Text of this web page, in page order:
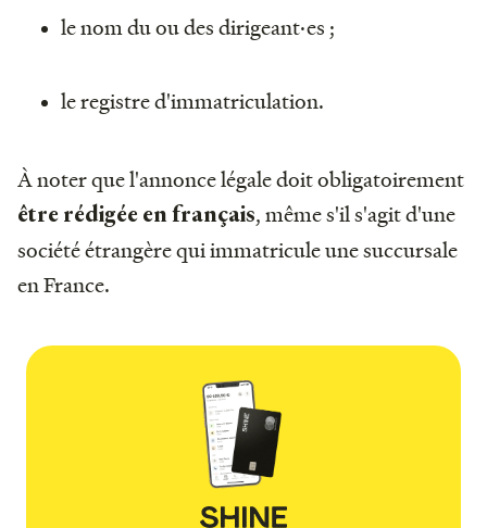
le nom du ou des dirigeant·es ;
le registre d'immatriculation.
À noter que l'annonce légale doit obligatoirement
être rédigée en français, même s'il s'agit d'une
société étrangère qui immatricule une succursale
en France.